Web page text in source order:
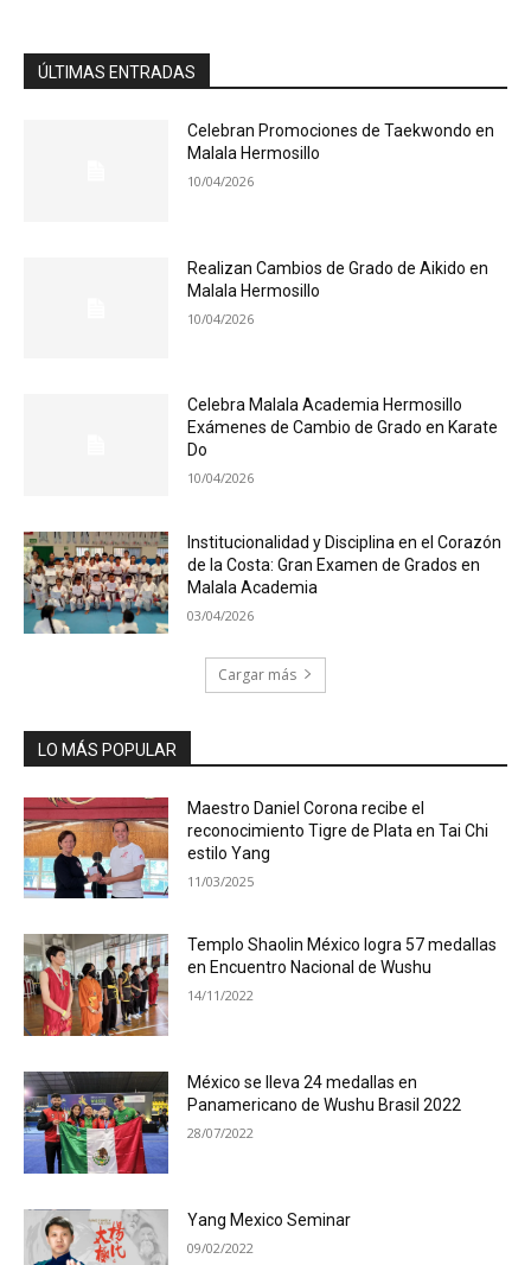
ÚLTIMAS ENTRADAS
Celebran Promociones de Taekwondo en
Malala Hermosillo
10/04/2026
Realizan Cambios de Grado de Aikido en
Malala Hermosillo
10/04/2026
Celebra Malala Academia Hermosillo
Exámenes de Cambio de Grado en Karate
Do
10/04/2026
Institucionalidad y Disciplina en el Corazón
de la Costa: Gran Examen de Grados en
Malala Academia
03/04/2026
Cargar más
LO MÁS POPULAR
Maestro Daniel Corona recibe el
reconocimiento Tigre de Plata en Tai Chi
estilo Yang
11/03/2025
Templo Shaolin México logra 57 medallas
en Encuentro Nacional de Wushu
14/11/2022
México se lleva 24 medallas en
Panamericano de Wushu Brasil 2022
28/07/2022
Yang Mexico Seminar
09/02/2022